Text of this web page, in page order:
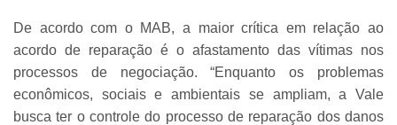
De acordo com o MAB, a maior crítica em relação ao
acordo de reparação é o afastamento das vítimas nos
processos de negociação. “Enquanto os problemas
econômicos, sociais e ambientais se ampliam, a Vale
busca ter o controle do processo de reparação dos danos